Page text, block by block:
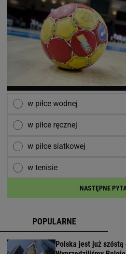
w piłce wodnej
w piłce ręcznej
w piłce siatkowej
w tenisie
NASTĘPNE
POPULARNE
Polska jest już szóstą